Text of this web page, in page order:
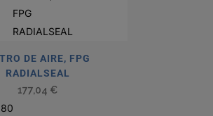
DE AIRE, FPG
RADIALSEAL
177,04 €